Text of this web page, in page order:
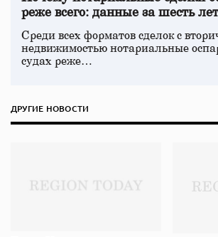
реже всего: данные за шесть лет
Среди всех форматов сделок с
недвижимостью нотариальные
судах реже…
ДРУГИЕ НОВОСТИ